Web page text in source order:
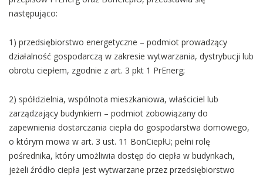
następująco:
1) przedsiębiorstwo energetyczne – podmiot prowadzący
działalność gospodarczą w zakresie wytwarzania, dystrybucji lub
obrotu ciepłem, zgodnie z art. 3 pkt 1 PrEnerg;
2) spółdzielnia, wspólnota mieszkaniowa, właściciel lub
zarządzający budynkiem – podmiot zobowiązany do
zapewnienia dostarczania ciepła do gospodarstwa domowego,
o którym mowa w art. 3 ust. 11 BonCiepłU; pełni rolę
pośrednika, który umożliwia dostęp do ciepła w budynkach,
jeżeli źródło ciepła jest wytwarzane przez przedsiębiorstwo